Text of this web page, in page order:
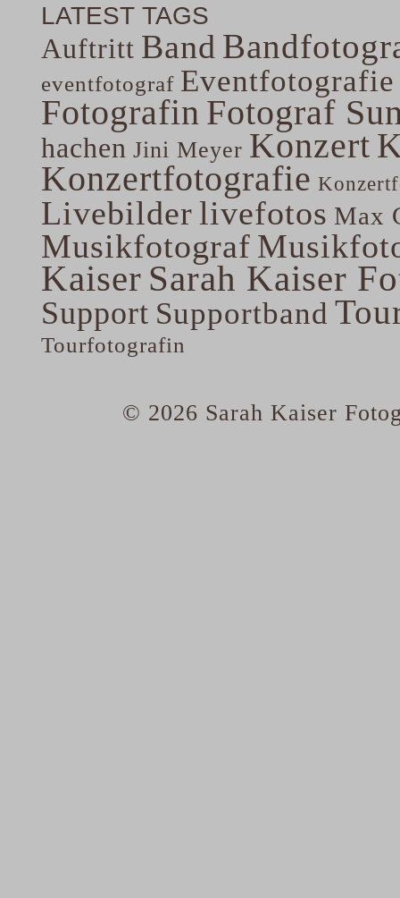
LATEST TAGS
Auftritt Band
eventfotograf Eventfotografie
Fotografin Fotograf
hachen Jini Meyer Konzert
Konzertfotografie
Livebilderlivefotos Max
Musikfotograf
Kaiser Sarah Kaiser
Support Supportband
Tourfotografin
© 2026 Sarah Kaiser